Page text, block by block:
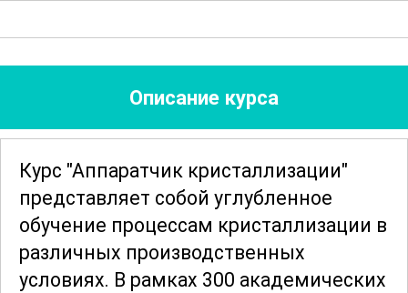
Описание курса
Курс "Аппаратчик кристаллизации"
представляет собой углубленное
обучение процессам кристаллизации в
различных производственных
условиях. В рамках 300 академических